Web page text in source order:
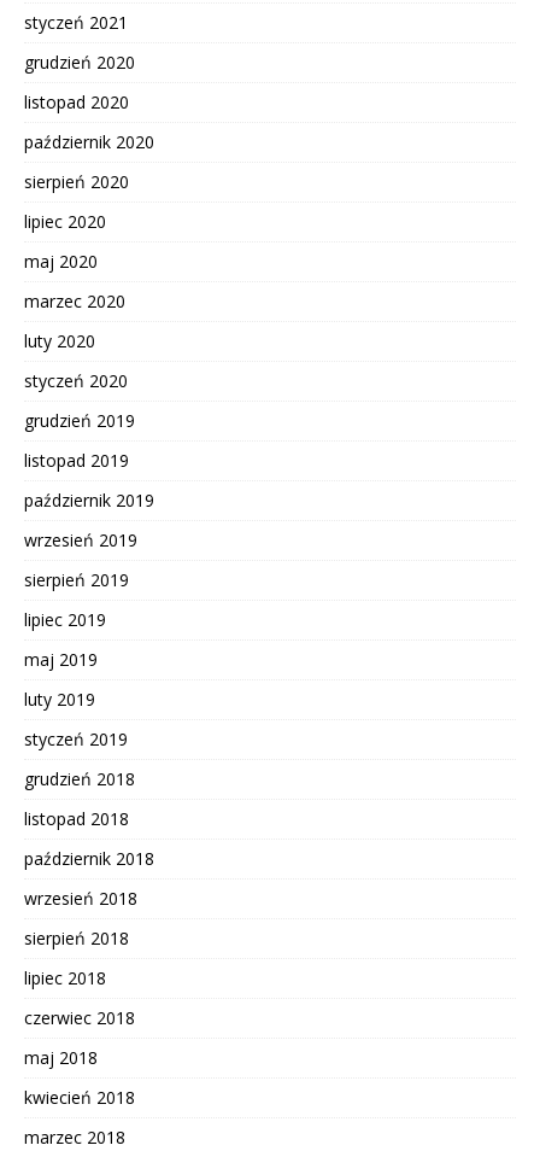
styczeń 2021
grudzień 2020
listopad 2020
październik 2020
sierpień 2020
lipiec 2020
maj 2020
marzec 2020
luty 2020
styczeń 2020
grudzień 2019
listopad 2019
październik 2019
wrzesień 2019
sierpień 2019
lipiec 2019
maj 2019
luty 2019
styczeń 2019
grudzień 2018
listopad 2018
październik 2018
wrzesień 2018
sierpień 2018
lipiec 2018
czerwiec 2018
maj 2018
kwiecień 2018
marzec 2018